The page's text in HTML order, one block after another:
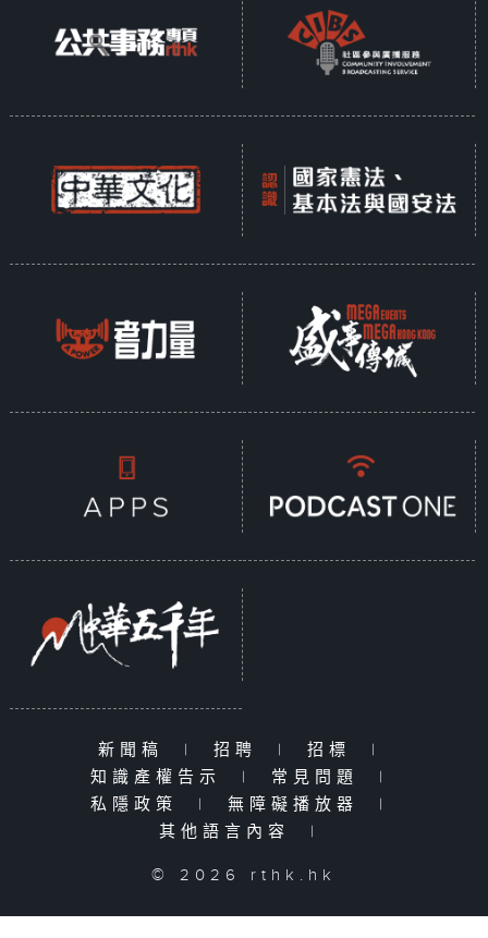
新聞稿 | 招聘 | 招標
|
知識產權告示
| 常見問題
|
私隱政策
| 無障礙播放器
|
其他語言內容
|
© 2026 rthk.hk